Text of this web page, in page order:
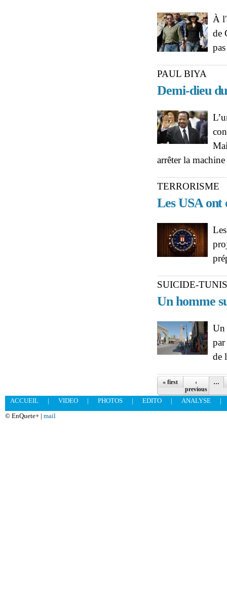
À
de
PAUL BIYA
Demi-dieu
arrêter la
TERRORISME
Les USA
SUICIDE-
Un homme
Un
de
Pages
« first
‹
previous
…
ACCUEIL | VIDEO | PHOTOS | EDITO | ANALYSE
|
© EnQuete+ | mail